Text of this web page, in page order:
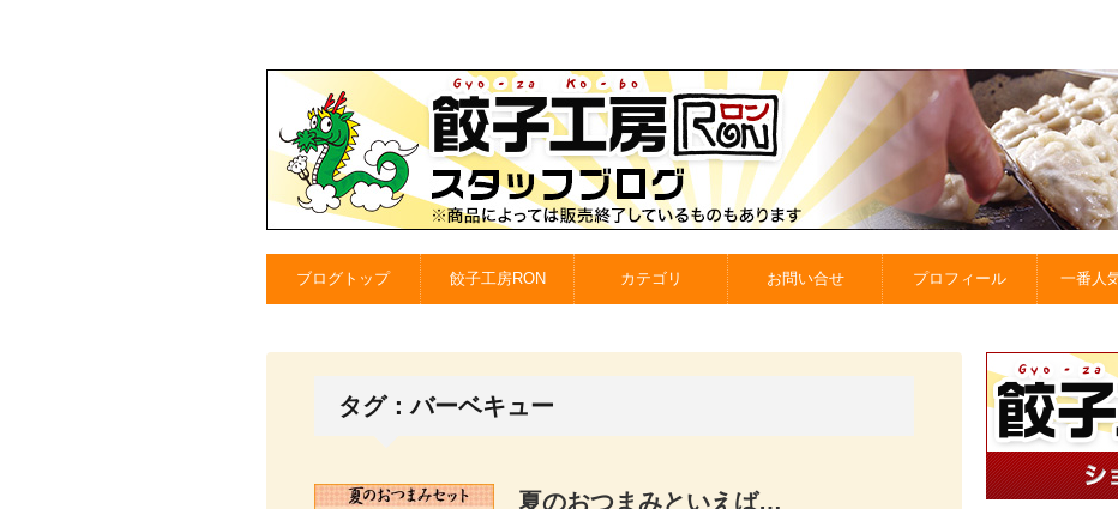
ブログトップ 餃子工房RON カテゴリ お問い合せ プロフィール 一番人
タグ：バーベキュー
夏のおつまみといえば…